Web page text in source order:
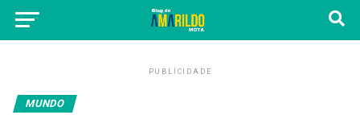
PUBLICIDADE
MUNDO